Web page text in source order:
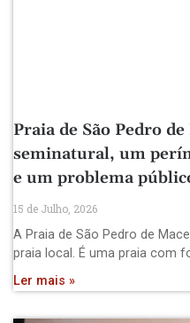
Praia de São Pedro
seminatural, um
e um problema
15 de Julho, 2026
A Praia de São Pedro de
praia local. É uma praia com
Ler mais »